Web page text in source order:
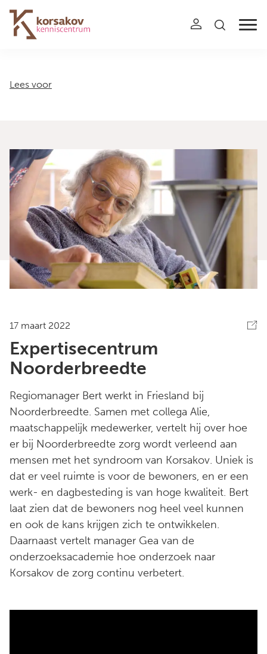
Navigation
Lees voor
17 maart 2022
Expertisecentrum
Noorderbreedte
Regiomanager Bert werkt in Friesland bij
Noorderbreedte. Samen met collega Alie,
maatschappelijk medewerker, vertelt hij over hoe
er bij Noorderbreedte zorg wordt verleend aan
mensen met het syndroom van Korsakov. Uniek is
dat er veel ruimte is voor de bewoners, en er een
werk- en dagbesteding is van hoge kwaliteit. Bert
laat zien dat de bewoners nog heel veel kunnen
en ook de kans krijgen zich te ontwikkelen.
Daarnaast vertelt manager Gea van de
onderzoeksacademie hoe onderzoek naar
Korsakov de zorg continu verbetert.